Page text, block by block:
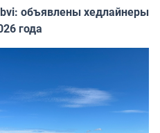
объявлены хедлайнеры
года